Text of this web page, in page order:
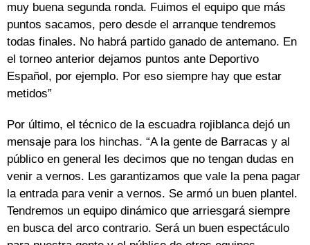
muy buena segunda ronda. Fuimos el equipo que más
puntos sacamos, pero desde el arranque tendremos
todas finales. No habrá partido ganado de antemano. En
el torneo anterior dejamos puntos ante Deportivo
Español, por ejemplo. Por eso siempre hay que estar
metidos”
Por último, el técnico de la escuadra rojiblanca dejó un
mensaje para los hinchas. “A la gente de Barracas y al
público en general les decimos que no tengan dudas en
venir a vernos. Les garantizamos que vale la pena pagar
la entrada para venir a vernos. Se armó un buen plantel.
Tendremos un equipo dinámico que arriesgará siempre
en busca del arco contrario. Será un buen espectáculo